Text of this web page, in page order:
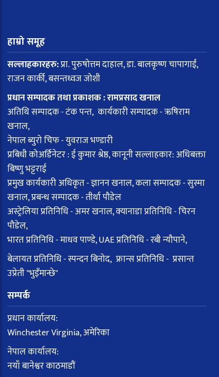
हाम्रो समूह
सल्लाहकारहरु:प्रा. पुरुषोत्तम दाहाल, डा. बालकृष्ण चापागाईं,
राजन कार्की, बसन्तध्वज जोशी
प्रधान सम्पादक तथा प्रकाशक : रामप्रसाद खनाल
अतिथि सम्पादक - टंक पन्त, कार्यकारी सम्पादक - ऋषिराम
खनाल,
नेपाल ब्युरो चिफ - युवराज भण्डारी
प्रबिधी कोअर्डिनेटर : ई कुमार श्रेष्ठ, कानूनी सल्लाहकार: अधिबक्ता
बिष्णु भट्टराई
प्रमुख कार्यकारी अधिकृत - ज्ञानन खनाल, कला सम्पादक - सुस्मा
खनाल, प्रबन्ध सम्पादक - तीर्था पौडेल
अस्ट्रेलिया प्रतिनिधि - अमर खनाल, क्यानाडा प्रतिनिधि - चिरन
पौडेल,
भारत प्रतिनिधि - माधव पाण्डे, UAE प्रतिनिधि - रबी न्यौपाने,
बेलायत प्रतिनिधि - स्पन्दन बिनोद, फ्रान्स प्रतिनिधि - प्रसान्त
उप्रेती "भुइँमान्छे"
सम्पर्क
प्रधान कार्यालय:
Winchester Virginia, अमेरिका
नेपाल कार्यालय:
नयाँ बानेश्वर काठमाडौं